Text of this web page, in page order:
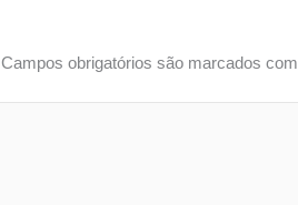
Campos obrigatórios são marcados com